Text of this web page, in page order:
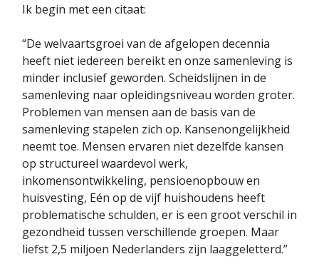
Ik begin met een citaat:
“De welvaartsgroei van de afgelopen decennia
heeft niet iedereen bereikt en onze samenleving is
minder inclusief geworden. Scheidslijnen in de
samenleving naar opleidingsniveau worden groter.
Problemen van mensen aan de basis van de
samenleving stapelen zich op. Kansenongelijkheid
neemt toe. Mensen ervaren niet dezelfde kansen
op structureel waardevol werk,
inkomensontwikkeling, pensioenopbouw en
huisvesting, Eén op de vijf huishoudens heeft
problematische schulden, er is een groot verschil in
gezondheid tussen verschillende groepen. Maar
liefst 2,5 miljoen Nederlanders zijn laaggeletterd.”